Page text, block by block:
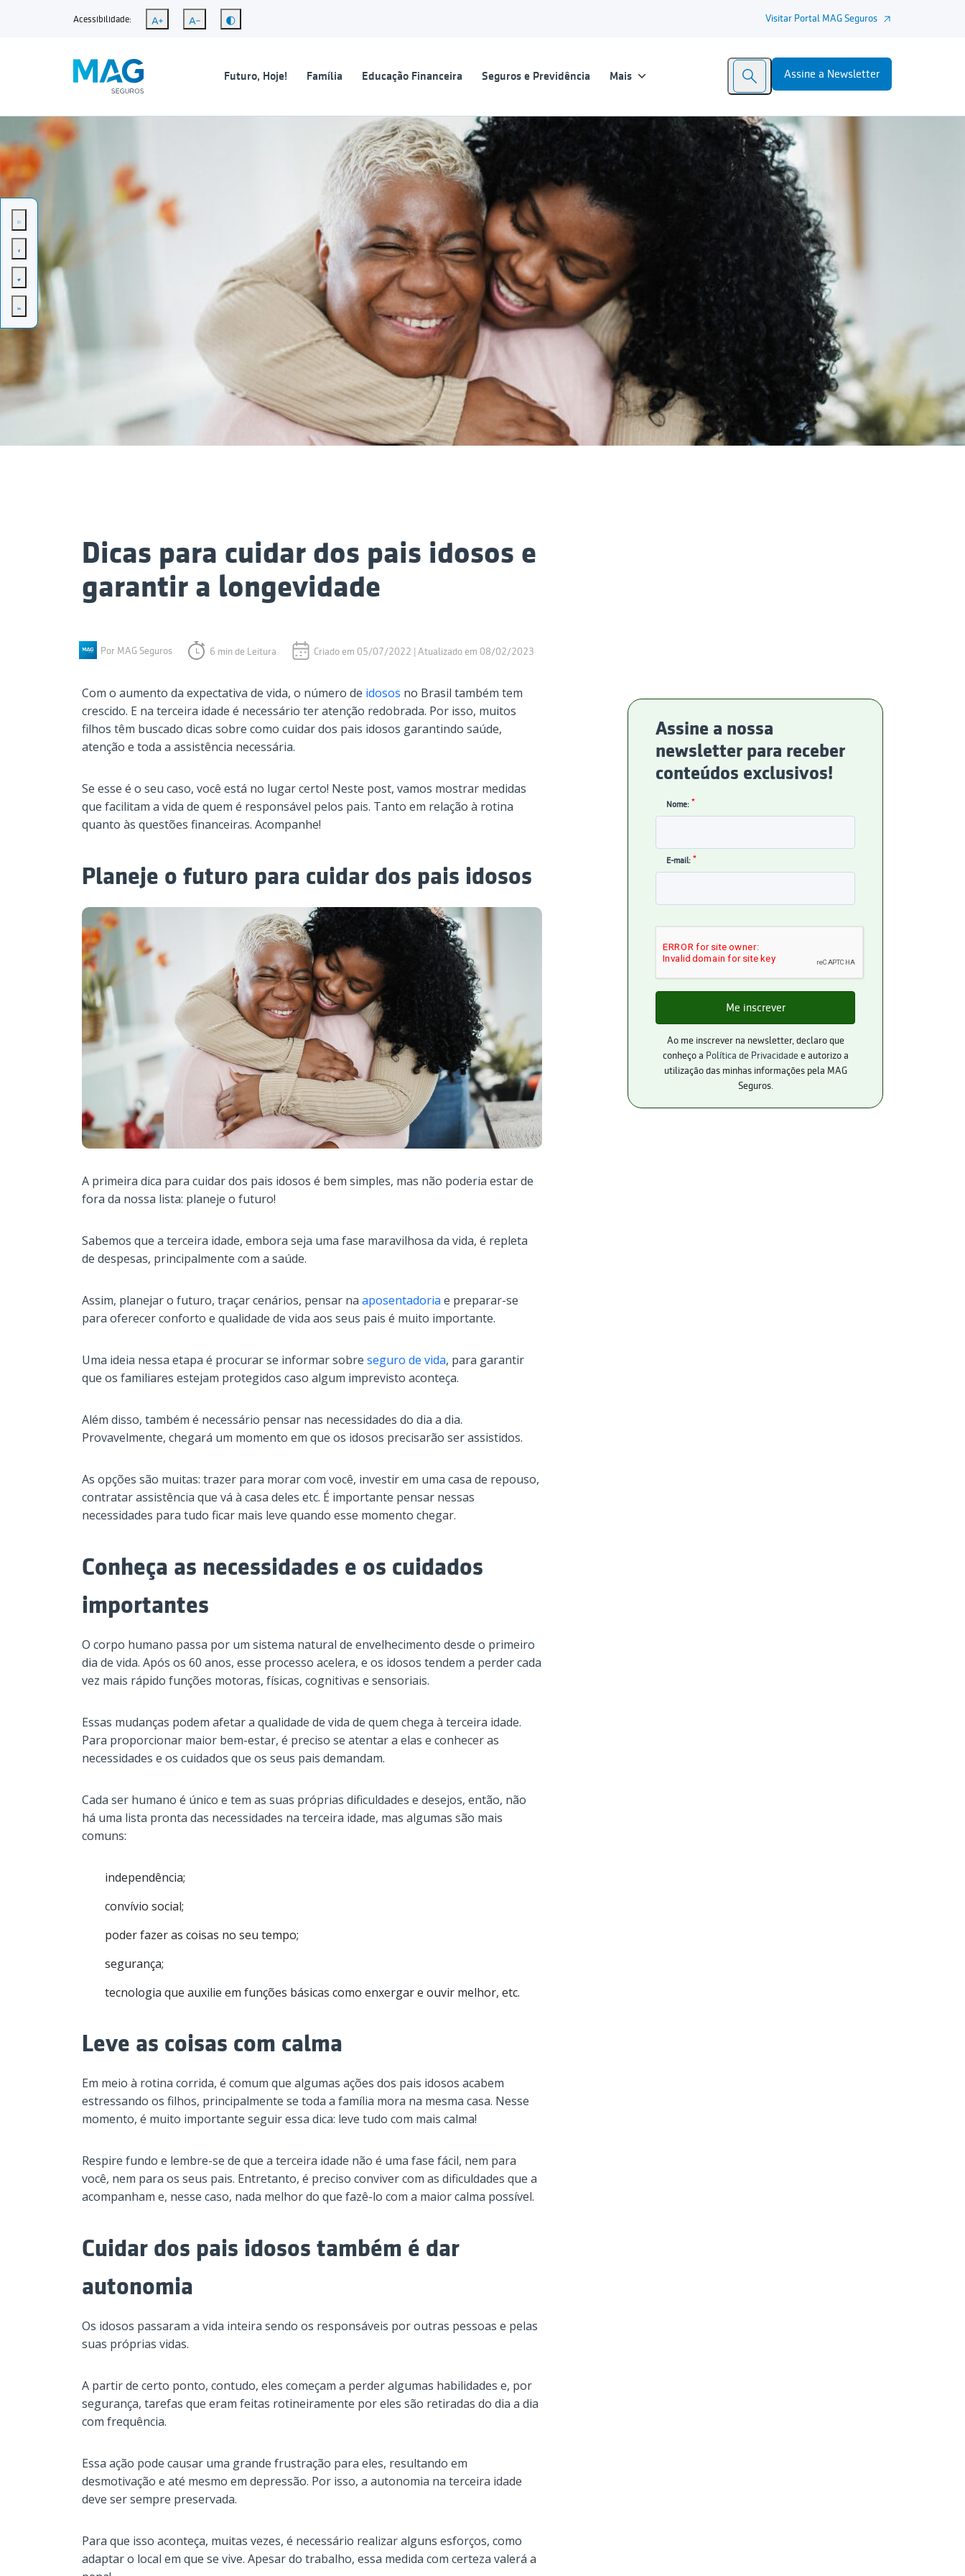
Acessibilidade: Visitar Portal MAG Seguros
Futuro, Hoje! Família Educação Financeira Seguros e Previdência Mais Assine a Newsletter
Dicas para cuidar dos pais idosos e
garantir a longevidade
Por MAG Seguros 6 min de Leitura Criado em 05/07/2022 | Atualizado em 08/02/2023
Com o aumento da expectativa de vida, o número de idosos no Brasil também tem
crescido. E na terceira idade é necessário ter atenção redobrada. Por isso, muitos
filhos têm buscado dicas sobre como cuidar dos pais idosos garantindo saúde,
atenção e toda a assistência necessária.
Se esse é o seu caso, você está no lugar certo! Neste post, vamos mostrar medidas
que facilitam a vida de quem é responsável pelos pais. Tanto em relação à rotina
quanto às questões financeiras. Acompanhe!
Planeje o futuro para cuidar dos pais idosos
A primeira dica para cuidar dos pais idosos é bem simples, mas não poderia estar de
fora da nossa lista: planeje o futuro!
Sabemos que a terceira idade, embora seja uma fase maravilhosa da vida, é repleta
de despesas, principalmente com a saúde.
Assim, planejar o futuro, traçar cenários, pensar na aposentadoria e preparar-se
para oferecer conforto e qualidade de vida aos seus pais é muito importante.
Uma ideia nessa etapa é procurar se informar sobre seguro de vida, para garantir
que os familiares estejam protegidos caso algum imprevisto aconteça.
Além disso, também é necessário pensar nas necessidades do dia a dia.
Provavelmente, chegará um momento em que os idosos precisarão ser assistidos.
As opções são muitas: trazer para morar com você, investir em uma casa de repouso,
contratar assistência que vá à casa deles etc. É importante pensar nessas
necessidades para tudo ficar mais leve quando esse momento chegar.
Conheça as necessidades e os cuidados
importantes
O corpo humano passa por um sistema natural de envelhecimento desde o primeiro
dia de vida. Após os 60 anos, esse processo acelera, e os idosos tendem a perder cada
vez mais rápido funções motoras, físicas, cognitivas e sensoriais.
Essas mudanças podem afetar a qualidade de vida de quem chega à terceira idade.
Para proporcionar maior bem-estar, é preciso se atentar a elas e conhecer as
necessidades e os cuidados que os seus pais demandam.
Cada ser humano é único e tem as suas próprias dificuldades e desejos, então, não
há uma lista pronta das necessidades na terceira idade, mas algumas são mais
comuns:
independência;
convívio social;
poder fazer as coisas no seu tempo;
segurança;
tecnologia que auxilie em funções básicas como enxergar e ouvir melhor, etc.
Leve as coisas com calma
Em meio à rotina corrida, é comum que algumas ações dos pais idosos acabem
estressando os filhos, principalmente se toda a família mora na mesma casa. Nesse
momento, é muito importante seguir essa dica: leve tudo com mais calma!
Respire fundo e lembre-se de que a terceira idade não é uma fase fácil, nem para
você, nem para os seus pais. Entretanto, é preciso conviver com as dificuldades que a
acompanham e, nesse caso, nada melhor do que fazê-lo com a maior calma possível.
Cuidar dos pais idosos também é dar
autonomia
Os idosos passaram a vida inteira sendo os responsáveis por outras pessoas e pelas
suas próprias vidas.
A partir de certo ponto, contudo, eles começam a perder algumas habilidades e, por
segurança, tarefas que eram feitas rotineiramente por eles são retiradas do dia a dia
com frequência.
Essa ação pode causar uma grande frustração para eles, resultando em
desmotivação e até mesmo em depressão. Por isso, a autonomia na terceira idade
deve ser sempre preservada.
Para que isso aconteça, muitas vezes, é necessário realizar alguns esforços, como
adaptar o local em que se vive. Apesar do trabalho, essa medida com certeza valerá a
Assine a nossa
newsletter para receber
conteúdos exclusivos!
Nome: *
E-mail: *
Ao me inscrever na newsletter, declaro que
conheço a Política de Privacidade e autorizo a
utilização das minhas informações pela MAG
Seguros.